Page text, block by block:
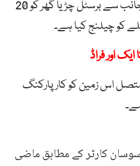
میں یہ بات ڈاؤنز کمیٹی کی جانب سے برسٹل چڑیا گھر کو 20
کو چیلنج کیا ہے۔
اور فراڈ
اس زمین کو کار پارکنگ
کارٹر کے مطابق ماضی